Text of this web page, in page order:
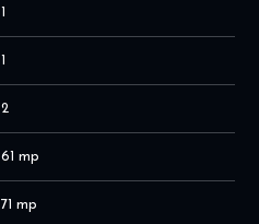
1
1
2
61 mp
71 mp